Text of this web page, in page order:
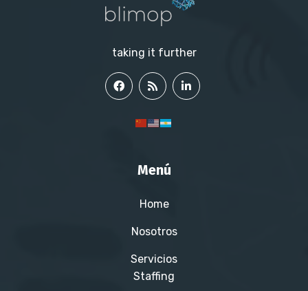
taking it further
Menú
Home
Nosotros
Servicios
Staffing